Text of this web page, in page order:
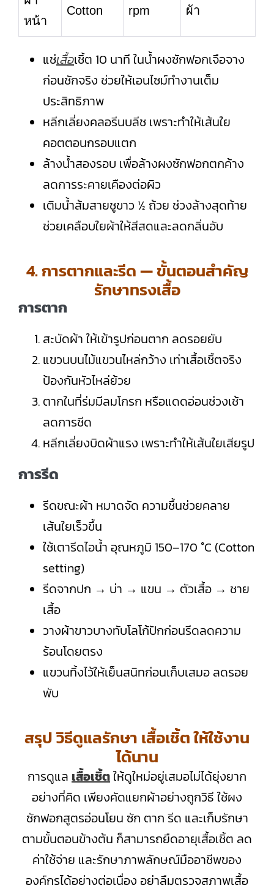
หน้า
Cotton rpm ผ้า
แช่เสื้อเชิ้ต 10 นาที ในน้ำผงซักฟอกเจือจาง
ก่อนซักจริง ช่วยให้เอนไซม์ทำงานเต็ม
ประสิทธิภาพ
หลีกเลี่ยงคลอรีนบลีช เพราะทำให้เส้นใย
คอตตอนกรอบแตก
ล้างน้ำสองรอบ เพื่อล้างผงซักฟอกตกค้าง
ลดการระคายเคืองต่อผิว
เติมน้ำส้มสายชูขาว ½ ถ้วย ช่วงล้างสุดท้าย
ช่วยเคลือบใยผ้าให้สีสดและลดกลิ่นอับ
4. การตากและรีด — ขั้นตอนสำคัญ
รักษาทรงเสื้อ
การตาก
สะบัดผ้า ให้เข้ารูปก่อนตาก ลดรอยยับ
แขวนบนไม้แขวนไหล่กว้าง เท่าเสื้อเชิ้ตจริง
ป้องกันหัวไหล่ย้วย
ตากในที่ร่มมีลมโกรก หรือแดดอ่อนช่วงเช้า
ลดการซีด
หลีกเลี่ยงบิดผ้าแรง เพราะทำให้เส้นใยเสียรูป
การรีด
รีดขณะผ้า หมาดจัด ความชื้นช่วยคลาย
เส้นใยเร็วขึ้น
ใช้เตารีดไอน้ำ อุณหภูมิ 150–170 °C (Cotton
setting)
รีดจากปก → บ่า → แขน → ตัวเสื้อ → ชาย
เสื้อ
วางผ้าขาวบางทับโลโก้ปักก่อนรีดลดความ
ร้อนโดยตรง
แขวนทิ้งไว้ให้เย็นสนิทก่อนเก็บเสมอ ลดรอย
พับ
สรุป วิธีดูแลรักษา เสื้อเชิ้ต ให้ใช้งาน
ได้นาน
การดูแล เสื้อเชิ้ตให้ดูใหม่อยู่เสมอไม่ได้ยุ่งยาก
อย่างที่คิด เพียงคัดแยกผ้าอย่างถูกวิธี ใช้ผง
ซักฟอกสูตรอ่อนโยน ซัก ตาก รีด และเก็บรักษา
ตามขั้นตอนข้างต้น ก็สามารถยืดอายุเสื้อเชิ้ต ลด
ค่าใช้จ่าย และรักษาภาพลักษณ์มืออาชีพของ
องค์กรได้อย่างต่อเนื่อง อย่าลืมตรวจสภาพเสื้อ